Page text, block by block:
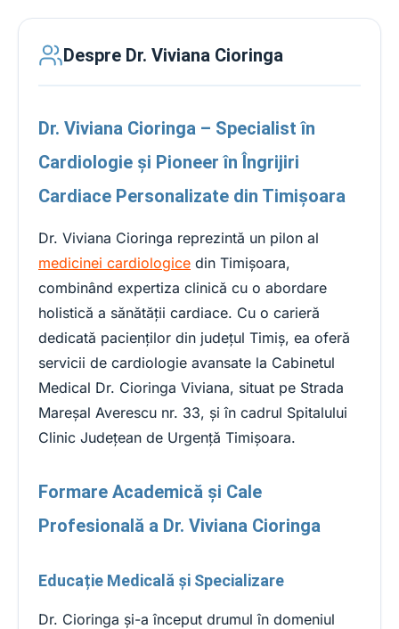
Despre Dr. Viviana Cioringa
Dr. Viviana Cioringa – Specialist în
Cardiologie și Pioneer în Îngrijiri
Cardiace Personalizate din Timișoara
Dr. Viviana Cioringa reprezintă un pilon al
medicinei cardiologice din Timișoara,
combinând expertiza clinică cu o abordare
holistică a sănătății cardiace. Cu o carieră
dedicată pacienților din județul Timiș, ea oferă
servicii de cardiologie avansate la Cabinetul
Medical Dr. Cioringa Viviana, situat pe Strada
Mareșal Averescu nr. 33, și în cadrul Spitalului
Clinic Județean de Urgență Timișoara.
Formare Academică și Cale
Profesională a Dr. Viviana Cioringa
Educație Medicală și Specializare
Dr. Cioringa și-a început drumul în domeniul